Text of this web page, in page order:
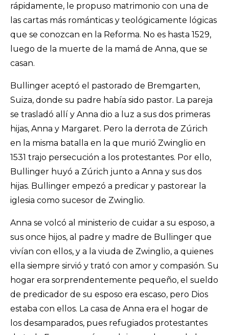
rápidamente, le propuso matrimonio con una de
las cartas más románticas y teológicamente lógicas
que se conozcan en la Reforma. No es hasta 1529,
luego de la muerte de la mamá de Anna, que se
casan.
Bullinger aceptó el pastorado de Bremgarten,
Suiza, donde su padre había sido pastor. La pareja
se trasladó allí y Anna dio a luz a sus dos primeras
hijas, Anna y Margaret. Pero la derrota de Zúrich
en la misma batalla en la que murió Zwinglio en
1531 trajo persecución a los protestantes. Por ello,
Bullinger huyó a Zúrich junto a Anna y sus dos
hijas. Bullinger empezó a predicar y pastorear la
iglesia como sucesor de Zwinglio.
Anna se volcó al ministerio de cuidar a su esposo, a
sus once hijos, al padre y madre de Bullinger que
vivían con ellos, y a la viuda de Zwinglio, a quienes
ella siempre sirvió y trató con amor y compasión. Su
hogar era sorprendentemente pequeño, el sueldo
de predicador de su esposo era escaso, pero Dios
estaba con ellos. La casa de Anna era el hogar de
los desamparados, pues refugiados protestantes